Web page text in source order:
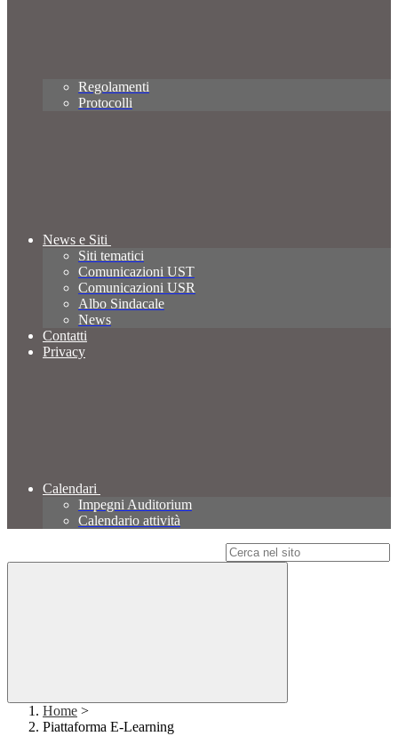
Regolamenti
Protocolli
News e Siti
Siti tematici
Comunicazioni UST
Comunicazioni USR
Albo Sindacale
News
Contatti
Privacy
Calendari
Impegni Auditorium
Calendario attività
Home >
Piattaforma E-Learning